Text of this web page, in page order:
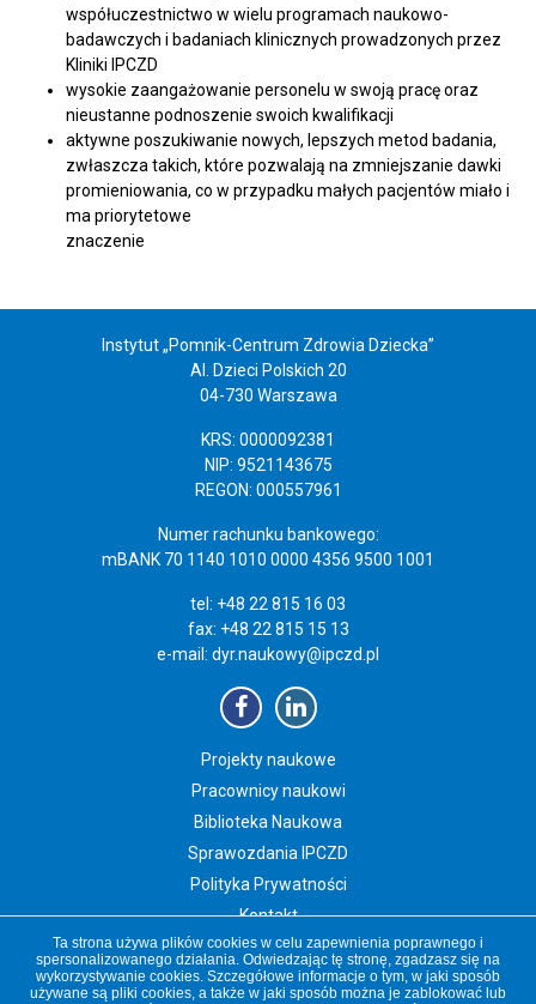
współuczestnictwo w wielu programach naukowo-
badawczych i badaniach klinicznych prowadzonych przez
Kliniki IPCZD
wysokie zaangażowanie personelu w swoją pracę oraz
nieustanne podnoszenie swoich kwalifikacji
aktywne poszukiwanie nowych, lepszych metod badania,
zwłaszcza takich, które pozwalają na zmniejszanie dawki
promieniowania, co w przypadku małych pacjentów miało i
ma priorytetowe
znaczenie
Instytut „Pomnik-Centrum Zdrowia Dziecka”
Al. Dzieci Polskich 20
04-730 Warszawa
KRS: 0000092381
NIP: 9521143675
REGON: 000557961
Numer rachunku bankowego:
mBANK 70 1140 1010 0000 4356 9500 1001
tel: +48 22 815 16 03
fax: +48 22 815 15 13
e-mail: dyr.naukowy@ipczd.pl
Projekty naukowe
Pracownicy naukowi
Biblioteka Naukowa
Sprawozdania IPCZD
Polityka Prywatności
Kontakt
Newsletter IPCZD
Ta strona używa plików cookies w celu zapewnienia poprawnego i
spersonalizowanego działania. Odwiedzając tę stronę, zgadzasz się na
wykorzystywanie cookies. Szczegółowe informacje o tym, w jaki sposób
używane są pliki cookies, a także w jaki sposób można je zablokować lub